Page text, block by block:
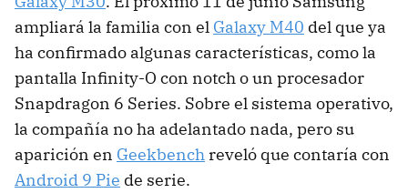
ampliará la familia con el Galaxy M40 del que ya
ha confirmado algunas características, como la
pantalla Infinity-O con notch o un procesador
Snapdragon 6 Series. Sobre el sistema operativo,
la compañía no ha adelantado nada, pero su
aparición en Geekbench reveló que contaría con
Android 9 Pie de serie.